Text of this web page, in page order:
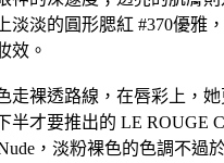
淡淡的圓形腮紅 #370優雅
效。
走裸透路線，在唇彩上，
半才要推出的 LE ROUGE
，淡粉裸色的色調不過